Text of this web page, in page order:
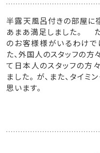
半露天風呂付きの部屋に
あまあ満足しました。 た
のお客様様がいるわけで
た、外国人のスタッフの方
て日本人のスタッフの方
ました。 が、また、タイ
思います。